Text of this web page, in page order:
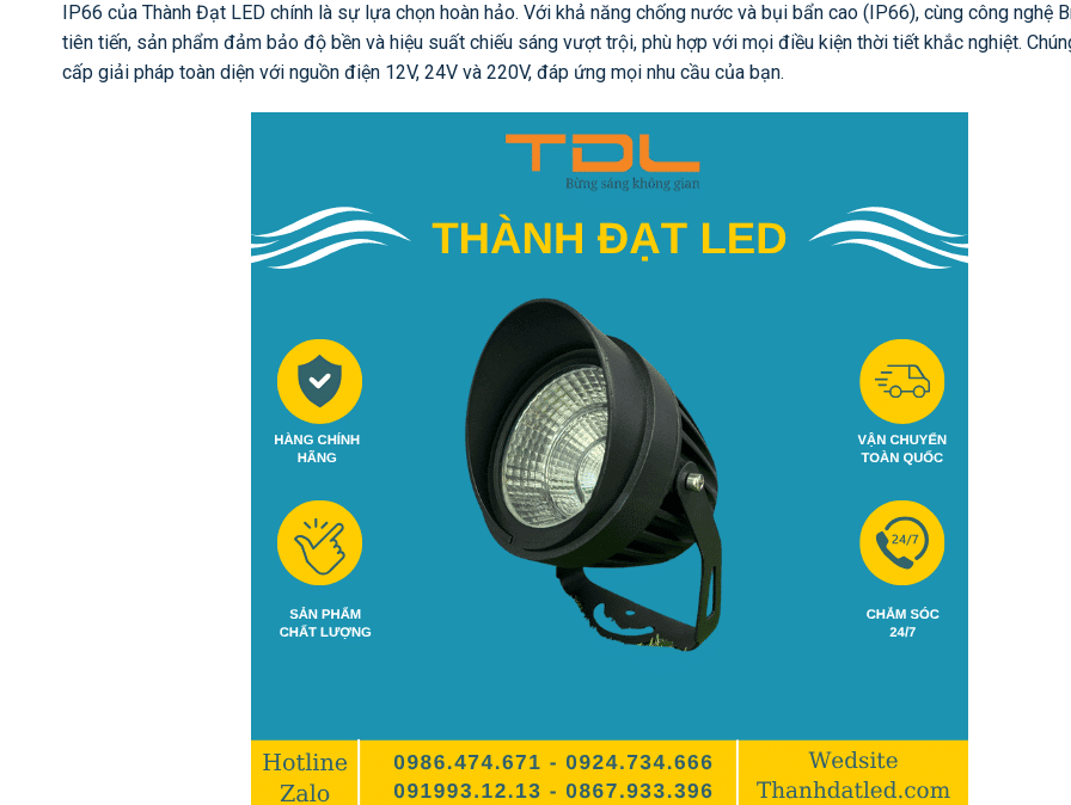
IP66 của Thành Đạt LED chính là sự lựa chọn hoàn hảo. Với khả năng chống nước và bụi bẩn cao (IP66), cùng công nghệ
tiên tiến, sản phẩm đảm bảo độ bền và hiệu suất chiếu sáng vượt trội, phù hợp với mọi điều kiện thời tiết khắc nghiệt.
cấp giải pháp toàn diện với nguồn điện 12V, 24V và 220V, đáp ứng mọi nhu cầu của bạn.